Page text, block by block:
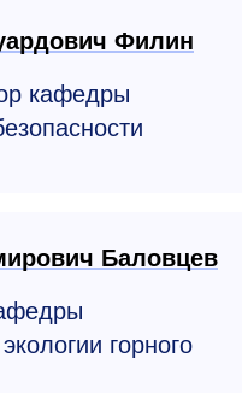
Филин
кафедры
Баловцев
горного